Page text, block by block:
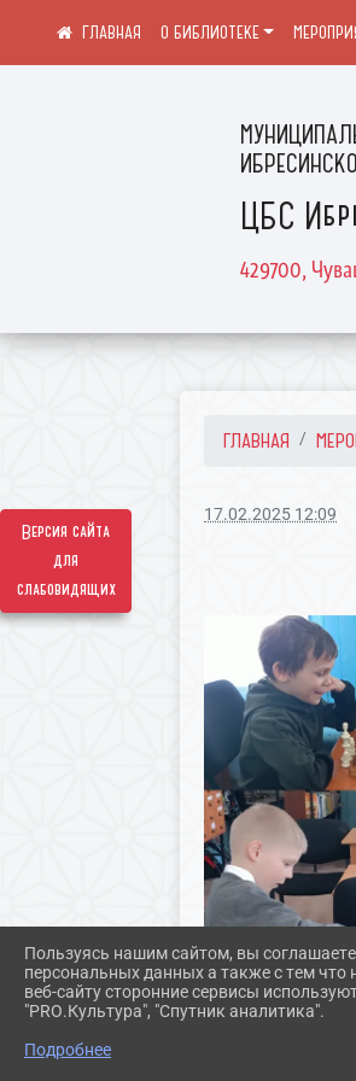
Версия сайта
для
слабовидящих
ЦБС
429700,
О БИБЛИОТЕКЕ
ГЛАВНАЯ
17.02.2025 12:09
Пользуясь нашим сайтом, вы
персональных данных а также с тем
веб-сайту сторонние сервисы
"PRO.Культура", "Спутник аналитика".
Подробнее